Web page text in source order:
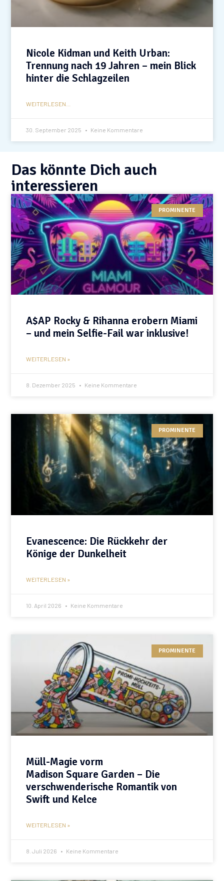
Nicole Kidman und Keith Urban:
Trennung nach 19 Jahren – mein Blick
hinter die Schlagzeilen
WEITERLESEN...
30. September 2025 Keine Kommentare
Das könnte Dich auch
interessieren
PROMINENTE
A$AP Rocky & Rihanna erobern Miami
– und mein Selfie-Fail war inklusive!
WEITERLESEN »
8. Dezember 2025 Keine Kommentare
PROMINENTE
Evanescence: Die Rückkehr der
Könige der Dunkelheit
WEITERLESEN »
10. April 2026 Keine Kommentare
PROMINENTE
Müll-Magie vorm
Madison Square Garden – Die
verschwenderische Romantik von
Swift und Kelce
WEITERLESEN »
8. Juli 2026 Keine Kommentare